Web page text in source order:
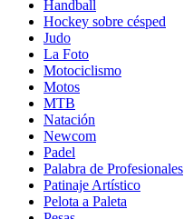
Handball
Hockey sobre césped
Judo
La Foto
Motociclismo
Motos
MTB
Natación
Newcom
Padel
Palabra de Profesionales
Patinaje Artístico
Pelota a Paleta